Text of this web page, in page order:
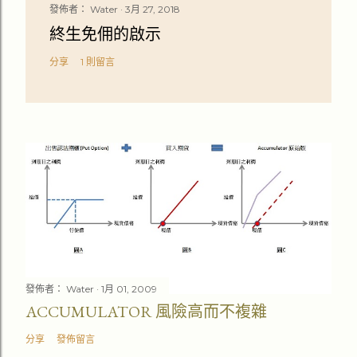
發佈者： Water 3月 27, 2018
終生免佣的啟示
分享 1 則留言
發佈者： Water 1月 01, 2009
ACCUMULATOR 風險高而不複雜
分享 發佈留言